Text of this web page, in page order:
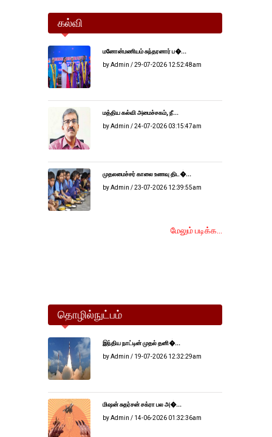
கல்வி
மனோன்மணியம் சுந்தரனார் ப�...
by Admin / 29-07-2026 12:52:48am
மத்திய கல்வி அமைச்சகம், நீ...
by Admin / 24-07-2026 03:15:47am
முதலமைச்சர் காலை உணவு திட�...
by Admin / 23-07-2026 12:39:55am
மேலும் படிக்க...
தொழில்நுட்பம்
இந்திய நாட்டின் முதல் தனி�...
by Admin / 19-07-2026 12:32:29am
மிஷன் சுதர்சன் சக்ரா பல அ�...
by Admin / 14-06-2026 01:32:36am